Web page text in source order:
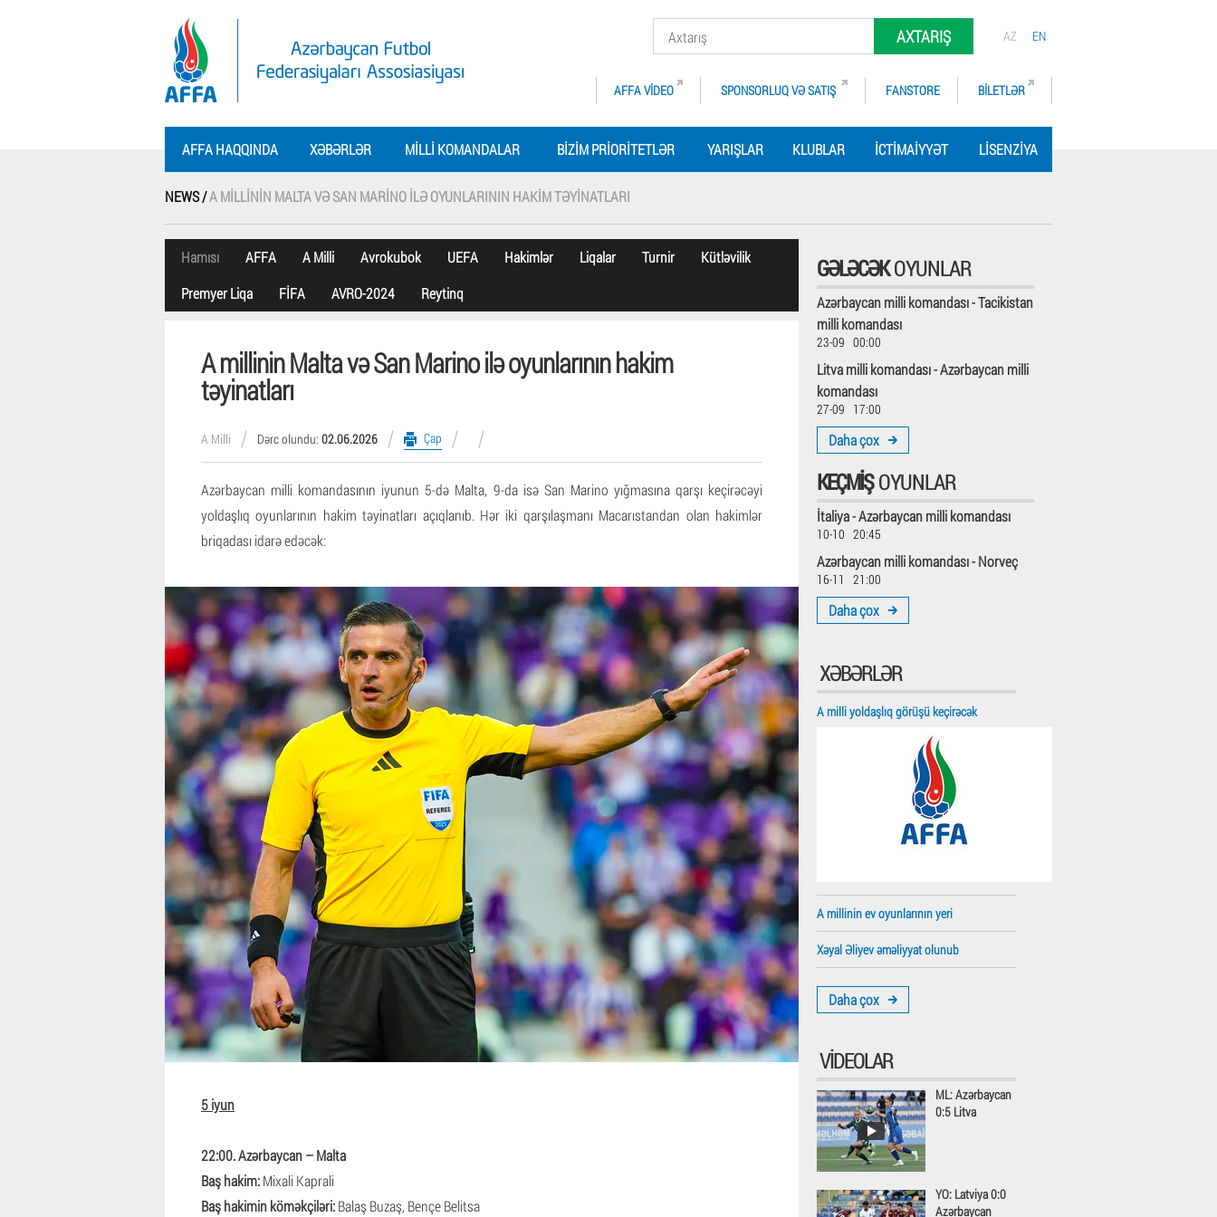
AZ EN
AXTARIŞ
AFFA VIDEO SPONSORLUQ VƏ SATIŞ FANSTORE BILETLƏR
AFFA HAQQINDA XƏBƏRLƏR MILLI KOMANDALAR BIZIM PRIORITETLƏR YARIŞLAR KLUBLAR İCTIMAIYYƏT LISENZIYA
NEWS /A MILLININ MALTA VƏ SAN MARINO ILƏ OYUNLARININ HAKIM TƏYINATLARI
Hamısı AFFA A Milli Avrokubok UEFA Hakimlər Liqalar Turnir
Kütləvilik
Premyer Liqa
FİFA AVRO-2024 Reytinq
A millinin Malta və San Marino ilə oyunlarının hakim
təyinatları
A Milli Dərc olundu: 02.06.2026 Çap
Azərbaycan milli komandasının iyunun 5-də Malta, 9-da isə San Marino yığmasına qarşı keçirəcəyi
yoldaşlıq oyunlarının hakim təyinatları açıqlanıb. Hər iki qarşılaşmanı Macarıstandan olan hakimlər
briqadası idarə edəcək:
5 iyun
22:00. Azərbaycan – Malta
Baş hakim:Mixali Kaprali
Baş hakimin köməkçiləri:Balaş Buzaş, Bençe Belitsa
GƏLƏCƏKOYUNLAR
Azərbaycan milli komandası - Tacikistan
milli komandası
23-09 00:00
Litva milli komandası - Azərbaycan milli
komandası
27-09 17:00
Daha çox
KEÇMIŞOYUNLAR
İtaliya - Azərbaycan milli komandası
10-10 20:45
Azərbaycan milli komandası - Norveç
16-11 21:00
Daha çox
XƏBƏRLƏR
A milli yoldaşlıq görüşü keçirəcək
A millinin ev oyunlarının yeri
Xəyal Əliyev əməliyyat olunub
Daha çox
VIDEOLAR
ML: Azərbaycan
0:5 Litva
YO: Latviya 0:0
Azərbaycan